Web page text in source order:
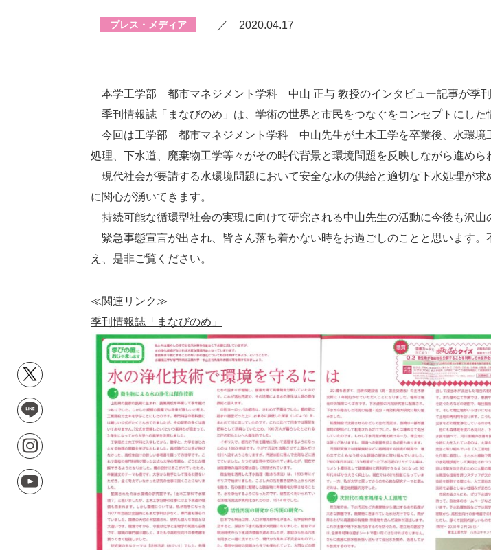
プレス・メディア ／ 2020.04.17
本学工学部 都市マネジメント学科 中山 正与 教授のインタビュー記事が季刊
季刊情報誌「まなびのめ」は、学術の世界と市民をつなぐをコンセプトにした
今回は工学部 都市マネジメント学科 中山先生が土木工学を卒業後、水環境
処理、下水道、廃棄物工学等々がその時代背景と環境問題を反映しながら進めら
現代社会が要請する水環境問題において安全な水の供給と適切な下水処理が
に関心が湧いてきます。
持続可能な循環型社会の実現に向けて研究される中山先生の活動に今後も沢山
緊急事態宣言が出され、皆さん落ち着かない時をお過ごしのことと思います
え、是非ご覧ください。
≪関連リンク≫
季刊情報誌「まなびのめ」